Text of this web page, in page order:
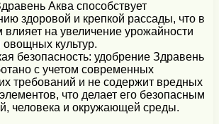
Аква способствует
здоровой и крепкой рассады, что в
на увеличение урожайности
овощных культур.
безопасность: удобрение Здравень
с учетом современных
требований и не содержит вредных
что делает его безопасным
человека и окружающей среды.